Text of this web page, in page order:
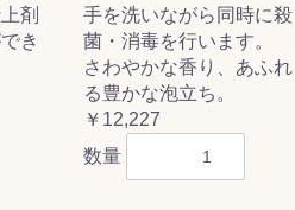
剤
き
手を洗いながら同時に殺
菌・消毒を行います。
さわやかな香り、あふれ
る豊かな泡立ち。
￥12,227
数量